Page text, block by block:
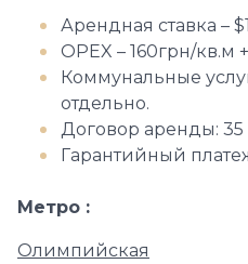
Арендная ставка –
OPEX – 160грн/кв.м
Коммунальные
отдельно.
Договор аренды: 35
Гарантийный
Метро
Олимпийская